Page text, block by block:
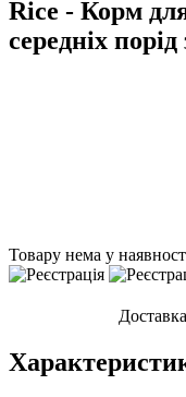
Rice - Корм
середніх
Товару нема у
Доставка